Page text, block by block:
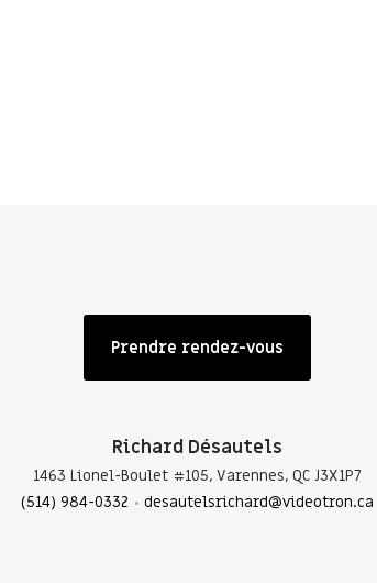
Prendre rendez-vous
Richard Désautels
1463 Lionel-Boulet #105, Varennes, QC J3X1P7
(514) 984-0332
desautelsrichard@videotron.ca